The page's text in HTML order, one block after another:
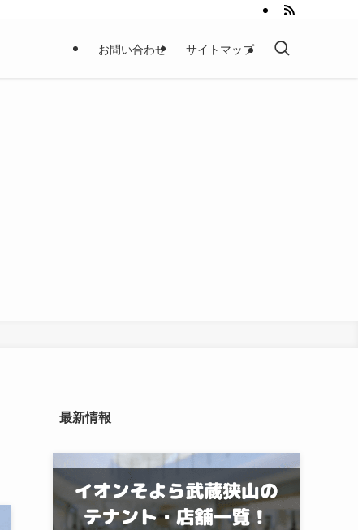
お問い合わせ サイトマップ
最新情報